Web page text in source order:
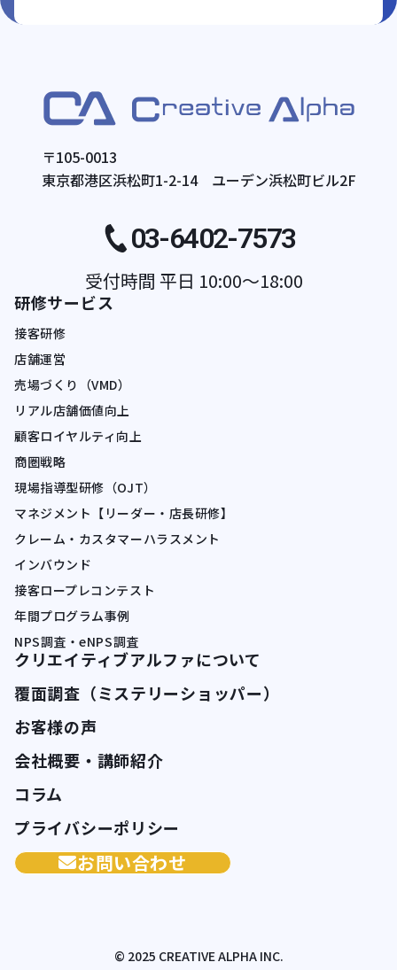
〒105-0013
東京都港区浜松町1-2-14 ユーデン浜松町ビル2F
03-6402-7573
受付時間 平日 10:00〜18:00
研修サービス
接客研修
店舗運営
売場づくり（VMD）
リアル店舗価値向上
顧客ロイヤルティ向上
商圏戦略
現場指導型研修（OJT）
マネジメント【リーダー・店長研修】
クレーム・カスタマーハラスメント
インバウンド
接客ロープレコンテスト
年間プログラム事例
NPS調査・eNPS調査
クリエイティブアルファについて
覆面調査（ミステリーショッパー）
お客様の声
会社概要・講師紹介
コラム
プライバシーポリシー
お問い合わせ
© 2025 CREATIVE ALPHA INC.